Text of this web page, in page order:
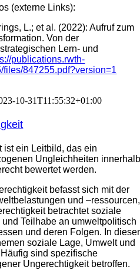
(externe Links):
L.; et al. (2022): Aufruf zum
Von der
Lern- und
publications.rwth-
files/847255.pdf?version=1
10-31T11:55:32+01:00
ist ein Leitbild, das ein
Ungleichheiten
bewertet werden.
befasst sich mit der
und –ressourcen,
betrachtet soziale
Teilhabe an umweltpolitisch
und deren Folgen. In
soziale Lage, Umwelt und
sind spezifische
Ungerechtigkeit betroffen.